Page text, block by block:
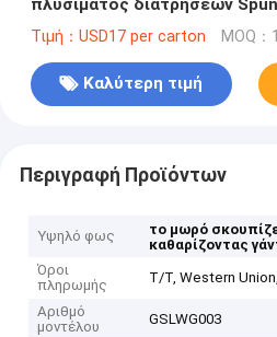
πλυσίματος διατρήσεων
ράβουν ή υπερηχητικό 50pcs
Τιμή：USD17 per carton MOQ
Καλύτερη τιμή
Περιγραφή Προϊόντων
Υψηλό φως το μωρό
καθαρίζοντας
Όροι
πληρωμής
T/T, Western
Αριθμό
μοντέλου
GSLWG003